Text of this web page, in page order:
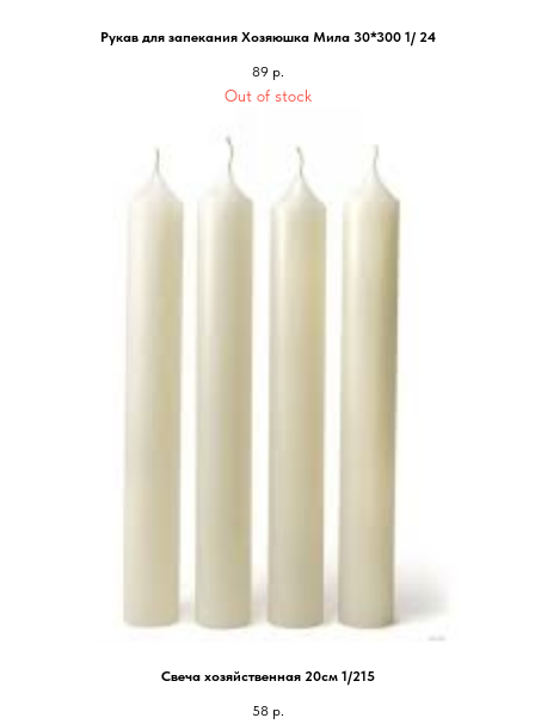
Рукав для запекания Хозяюшка Мила 30*300 1/ 24
89 р.
Out of stock
Свеча хозяйственная 20см 1/215
58 р.